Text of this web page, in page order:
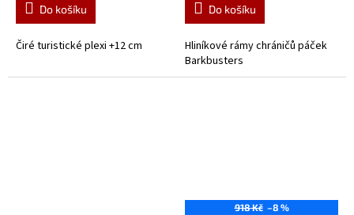
Do košíku
Čiré turistické plexi +12 cm
Do košíku
Hliníkové rámy chráničů páček
Barkbusters
918 Kč –8 %